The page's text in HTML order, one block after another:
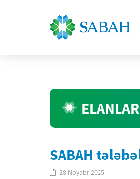
ELANLAR
SABAH
28 Noyabr 2025